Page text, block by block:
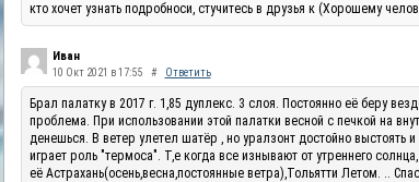
кто хочет узнать подробноси, стучитесь в друзья к (Хорошему
Иван
10 Окт 2021 в 17:55 # Ответить
Брал палатку в 2017 г. 1,85 дуплекс. 3 слоя. Постоянно её беру
проблема. При использовании этой палатки весной с печкой на
денешься. В ветер улетел шатёр , но уралзонт достойно выстоять
играет роль "термоса". Т,е когда все изнывают от утреннего
её Астрахань(осень,весна,постоянные ветра),Тольятти Летом. ..